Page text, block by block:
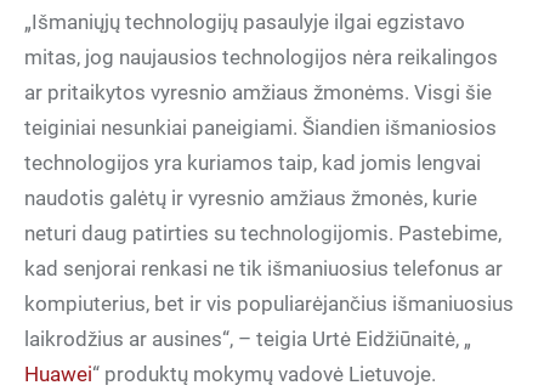
„Išmaniųjų technologijų pasaulyje ilgai egzistavo
mitas, jog naujausios technologijos nėra reikalingos
ar pritaikytos vyresnio amžiaus žmonėms. Visgi šie
teiginiai nesunkiai paneigiami. Šiandien išmaniosios
technologijos yra kuriamos taip, kad jomis lengvai
naudotis galėtų ir vyresnio amžiaus žmonės, kurie
neturi daug patirties su technologijomis. Pastebime,
kad senjorai renkasi ne tik išmaniuosius telefonus ar
kompiuterius, bet ir vis populiarėjančius išmaniuosius
laikrodžius ar ausines“, – teigia Urtė Eidžiūnaitė, „
Huawei“ produktų mokymų vadovė Lietuvoje.